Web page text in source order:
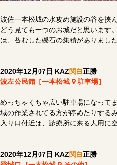
波佐一本松城の水攻め施設の谷を挟
どう見ても一つのお城だと思います
は、苔むした礫石の集積がありまし
2020年12月07日 KAZ関白正勝
波左公民館［一本松城
駐車場］
めっちゃくちゃ広い駐車場になって
域の作業されてる方が停めたりする
入り口付近は、診療所に来る人用に
2020年12月07日 KAZ関白正勝